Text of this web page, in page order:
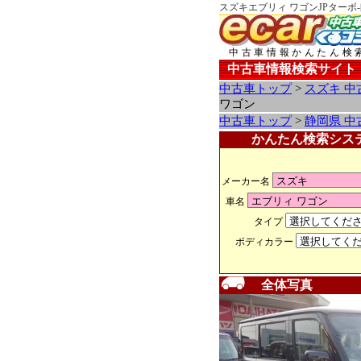
スズキエブリィ ワゴンJPター
中古車情報かんたん検
中古車情報検索サイト
中古車トップ> スズキ 中
ワゴン
中古車トップ> 静岡県 中
かんたん検索シス
メーカー名
車名
タイプ
ボディカラー
全体写真